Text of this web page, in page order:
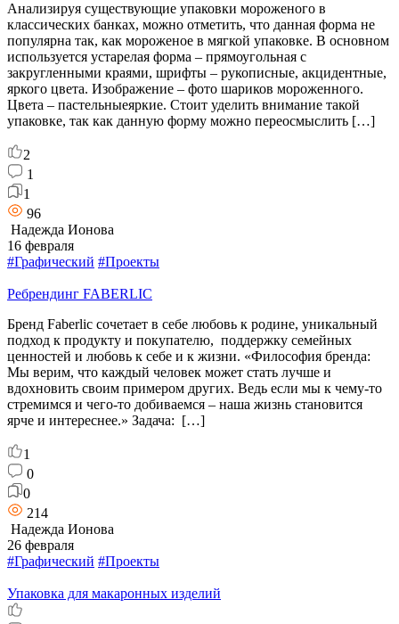
Анализируя существующие упаковки мороженого в
классических банках, можно отметить, что данная форма не
популярна так, как мороженое в мягкой упаковке. В основном
используется устарелая форма – прямоугольная с
закругленными краями, шрифты – рукописные, акцидентные,
яркого цвета. Изображение – фото шариков мороженного.
Цвета – пастельныеяркие. Стоит уделить внимание такой
упаковке, так как данную форму можно переосмыслить […]
2
1
1
96
Надежда Ионова
16 февраля
#Графический #Проекты
Ребрендинг FABERLIC
Бренд Faberlic сочетает в себе любовь к родине, уникальный
подход к продукту и покупателю, поддержку семейных
ценностей и любовь к себе и к жизни. «Философия бренда:
Мы верим, что каждый человек может стать лучше и
вдохновить своим примером других. Ведь если мы к чему-то
стремимся и чего-то добиваемся – наша жизнь становится
ярче и интереснее.» Задача: […]
1
0
0
214
Надежда Ионова
26 февраля
#Графический #Проекты
Упаковка для макаронных изделий